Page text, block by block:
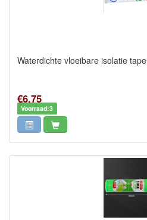
Waterdichte vloeibare isolatie tape
€6,75
Voorraad:3